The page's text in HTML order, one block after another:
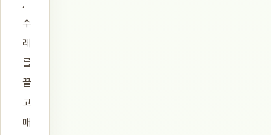
수
레
를
끌
고
매